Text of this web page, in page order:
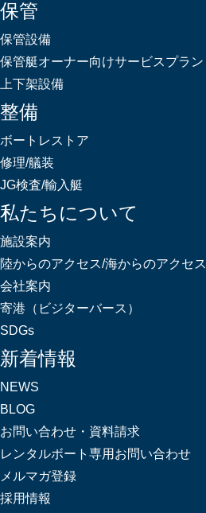
保管
保管設備
保管艇オーナー向けサービスプラン
上下架設備
整備
ボートレストア
修理/艤装
JG検査/輸入艇
私たちについて
施設案内
陸からのアクセス/海からのアクセス
会社案内
寄港（ビジターバース）
SDGs
新着情報
NEWS
BLOG
お問い合わせ・資料請求
レンタルボート専用お問い合わせ
メルマガ登録
採用情報